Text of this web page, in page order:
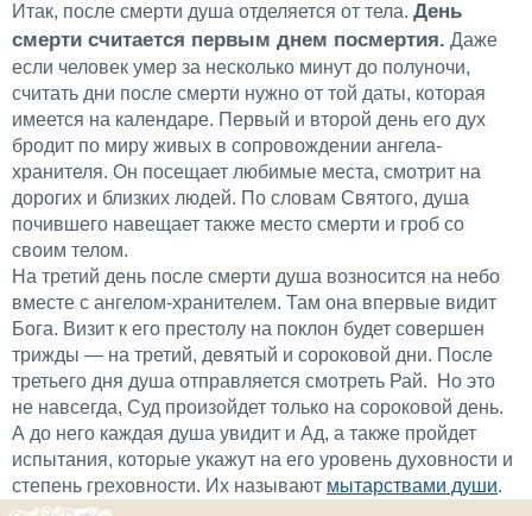
Итак, после смерти душа отделяется от тела. День
смерти считается первым днем посмертия. Даже
если человек умер за несколько минут до полуночи,
считать дни после смерти нужно от той даты, которая
имеется на календаре. Первый и второй день его дух
бродит по миру живых в сопровождении ангела-
хранителя. Он посещает любимые места, смотрит на
дорогих и близких людей. По словам Святого, душа
почившего навещает также место смерти и гроб со
своим телом.
На третий день после смерти душа возносится на небо
вместе с ангелом-хранителем. Там она впервые видит
Бога. Визит к его престолу на поклон будет совершен
трижды — на третий, девятый и сороковой дни. После
третьего дня душа отправляется смотреть Рай. Но это
не навсегда, Суд произойдет только на сороковой день.
А до него каждая душа увидит и Ад, а также пройдет
испытания, которые укажут на его уровень духовности и
степень греховности. Их называют мытарствами души.